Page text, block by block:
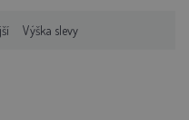
Výška slevy